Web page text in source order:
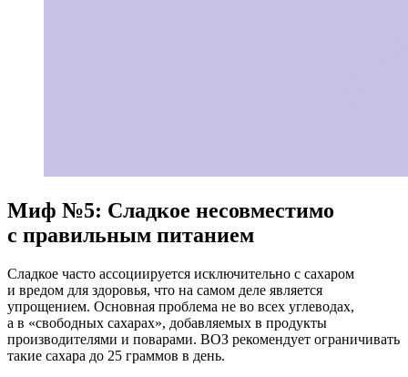
Миф №5: Сладкое несовместимо
с правильным питанием
Сладкое часто ассоциируется исключительно с сахаром
и вредом для здоровья, что на самом деле является
упрощением. Основная проблема не во всех углеводах,
а в «свободных сахарах», добавляемых в продукты
производителями и поварами. ВОЗ рекомендует ограничивать
такие сахара до 25 граммов в день.